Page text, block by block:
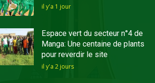
il y'a 1 jour
Espace vert du secteur n°4 de
Manga: Une centaine de plants
pour reverdir le site
il y'a 2 jours